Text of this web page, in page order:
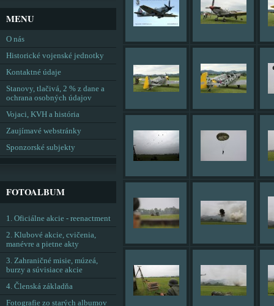
MENU
O nás
Historické vojenské jednotky
Kontaktné údaje
Stanovy, tlačivá, 2 % z dane a
ochrana osobných údajov
Vojaci, KVH a história
Zaujímavé webstránky
Sponzorské subjekty
FOTOALBUM
1. Oficiálne akcie - reenactment
2. Klubové akcie, cvičenia,
manévre a pietne akty
3. Zahraničné misie, múzeá,
burzy a súvisiace akcie
4. Členská základňa
Fotografie zo starých albumov